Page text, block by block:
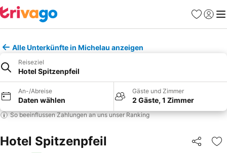
Favoriten
Alle Unterkünfte in Michelau anzeigen
Reiseziel
Hotel Spitzenpfeil
An-/Abreise
Daten wählen
Gäste und Zimmer
2 Gäste, 1 Zimmer
So beeinflussen Zahlungen an uns unser Ranking
Hotel Spitzenpfeil Teilen